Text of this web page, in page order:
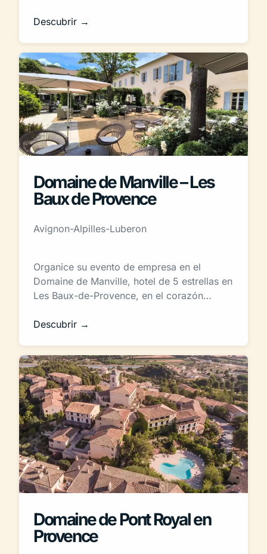
Descubrir →
Domaine de Manville – Les
Baux de Provence
Avignon-Alpilles-Luberon
Organice su evento de empresa en el
Domaine de Manville, hotel de 5 estrellas en
Les Baux-de-Provence, en el corazón…
Descubrir →
Domaine de Pont Royal en
Provence